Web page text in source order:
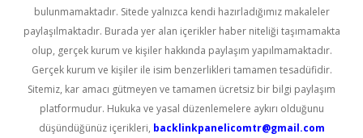
bulunmamaktadır. Sitede yalnızca kendi hazırladığımız makaleler
paylaşılmaktadır. Burada yer alan içerikler haber niteliği taşımamakta
olup, gerçek kurum ve kişiler hakkında paylaşım yapılmamaktadır.
Gerçek kurum ve kişiler ile isim benzerlikleri tamamen tesadüfidir.
Sitemiz, kar amacı gütmeyen ve tamamen ücretsiz bir bilgi paylaşım
platformudur. Hukuka ve yasal düzenlemelere aykırı olduğunu
düşündüğünüz içerikleri, backlinkpanelicomtr@gmail.com